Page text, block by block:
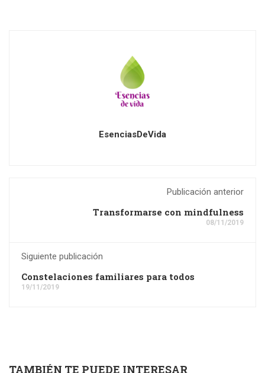
EsenciasDeVida
Publicación anterior
Transformarse con mindfulness
08/11/2019
Siguiente publicación
Constelaciones familiares para todos
19/11/2019
TAMBIÉN TE PUEDE INTERESAR